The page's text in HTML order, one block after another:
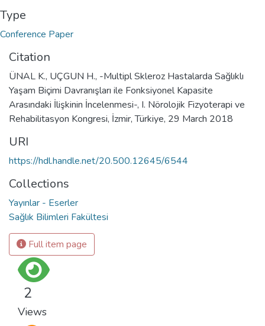
Type
Conference Paper
Citation
ÜNAL K., UÇGUN H., -Multipl Skleroz Hastalarda Sağlıklı
Yaşam Biçimi Davranışları ile Fonksiyonel Kapasite
Arasındaki İlişkinin İncelenmesi-, I. Nörolojik Fizyoterapi ve
Rehabilitasyon Kongresi, İzmir, Türkiye, 29 March 2018
URI
https://hdl.handle.net/20.500.12645/6544
Collections
Yayınlar - Eserler
Sağlık Bilimleri Fakültesi
Full item page
2
Views